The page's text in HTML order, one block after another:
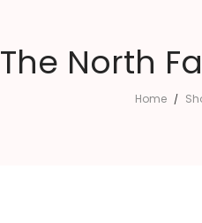
The North
Home /